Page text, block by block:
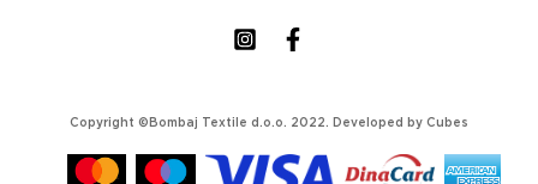
Copyright ©Bombaj Textile d.o.o. 2022. Developed by Cubes